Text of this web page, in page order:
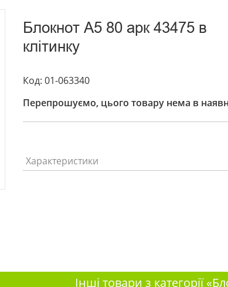
Блокнот А5 80 арк 43475 в
клітинку
Код: 01-063340
Перепрошуємо, цього товару нема в
Характеристики
Інші товари з категорії